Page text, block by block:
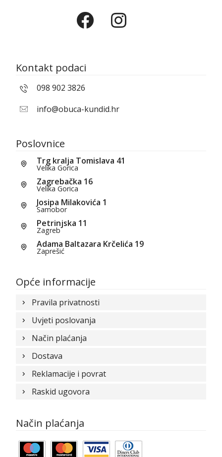
Kontakt podaci
098 902 3826
info@obuca-kundid.hr
Poslovnice
Trg kralja Tomislava 41
Velika Gorica
Zagrebačka 16
Velika Gorica
Josipa Milakovića 1
Samobor
Petrinjska 11
Zagreb
Adama Baltazara Krčelića 19
Zaprešić
Opće informacije
Pravila privatnosti
Uvjeti poslovanja
Način plaćanja
Dostava
Reklamacije i povrat
Raskid ugovora
Način plaćanja